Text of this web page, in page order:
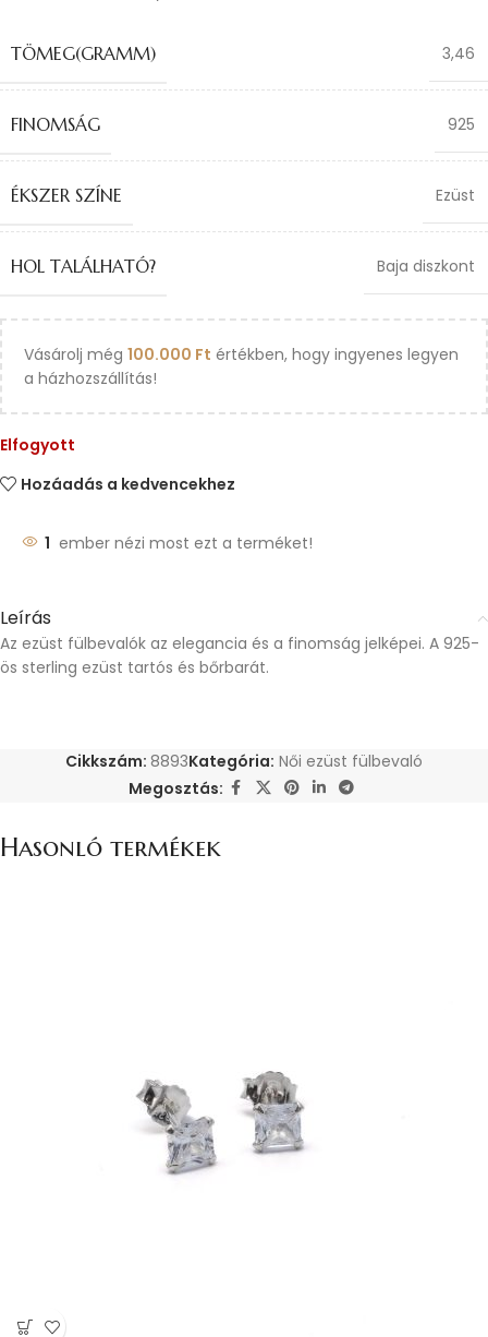
TÖMEG(GRAMM) 3,46
FINOMSÁG 925
ÉKSZER SZÍNE Ezüst
HOL TALÁLHATÓ? Baja diszkont
Vásárolj még 100.000 Ft értékben, hogy ingyenes legyen
a házhozszállítás!
Elfogyott
Hozáadás a kedvencekhez
1 ember nézi most ezt a terméket!
Leírás
Az ezüst fülbevalók az elegancia és a finomság jelképei. A 925-
ös sterling ezüst tartós és bőrbarát.
Cikkszám: 8893Kategória: Női ezüst fülbevaló
Megosztás:
Hasonló termékek